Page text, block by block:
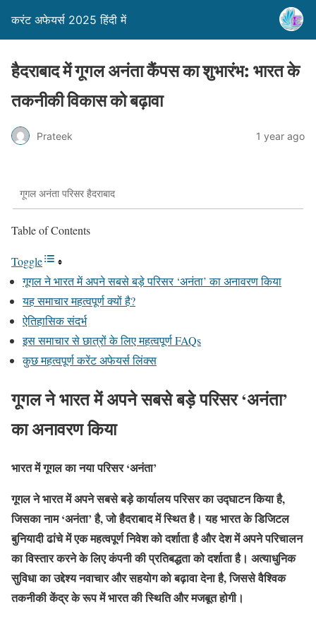
करंट अफेयर्स 2025 हिंदी में
हैदराबाद में गूगल अनंता कैंपस का शुभारंभ: भारत के
तकनीकी विकास को बढ़ावा
Prateek 1 year ago
गूगल अनंता परिसर हैदराबाद
Table of Contents
Toggle
गूगल ने भारत में अपने सबसे बड़े परिसर ‘अनंता’ का अनावरण किया
यह समाचार महत्वपूर्ण क्यों है?
ऐतिहासिक संदर्भ
इस समाचार से छात्रों के लिए महत्वपूर्ण FAQs
कुछ महत्वपूर्ण करेंट अफेयर्स लिंक्स
गूगल ने भारत में अपने सबसे बड़े परिसर ‘अनंता’
का अनावरण किया
भारत में गूगल का नया परिसर ‘अनंता’
गूगल ने भारत में अपने सबसे बड़े कार्यालय परिसर का उद्घाटन किया है,
जिसका नाम ‘अनंता’ है, जो हैदराबाद में स्थित है। यह भारत के डिजिटल
बुनियादी ढांचे में एक महत्वपूर्ण निवेश को दर्शाता है और देश में अपने परिचालन
का विस्तार करने के लिए कंपनी की प्रतिबद्धता को दर्शाता है। अत्याधुनिक
सुविधा का उद्देश्य नवाचार और सहयोग को बढ़ावा देना है, जिससे वैश्विक
तकनीकी केंद्र के रूप में भारत की स्थिति और मजबूत होगी।